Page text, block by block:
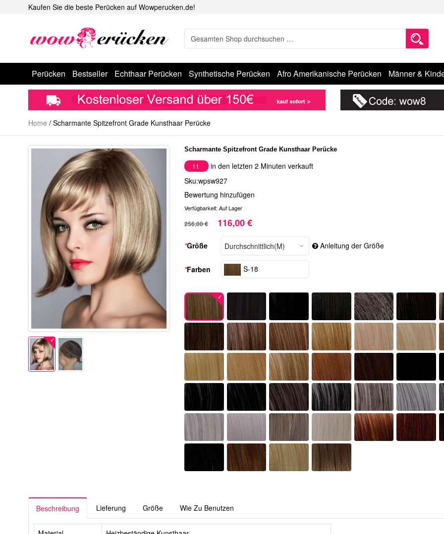
Kaufen Sie die beste Perücken auf Wowperucken.de!
Perücken Bestseller Echthaar Perücken Synthetische Perücken Afro Amerikanische Perücken Männer &
Home / Scharmante Spitzefront Grade Kunsthaar Perücke
Scharmante Spitzefront Grade Kunsthaar Perücke
11
in den letzten 2 Minuten verkauft
Sku:wpsw927
Bewertung hinzufügen
Verfügbarkeit: Auf Lager
256,00 € 116,00 €
*Größe Anleitung der Größe
*Farben S-18
Beschreibung Lieferung Größe Wie Zu Benutzen